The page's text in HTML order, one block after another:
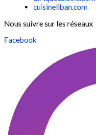
cuisineliban.com
Nous suivre sur les réseaux
Facebook